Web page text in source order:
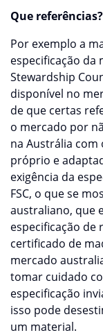
Que
Por exemplo a
especificação da
Stewardship
disponível no
de que certas
o mercado por
na Austrália com
próprio e
exigência da
FSC, o que se
australiano, que
especificação de
certificado de
mercado
tomar cuidado
especificação
isso pode
um material.